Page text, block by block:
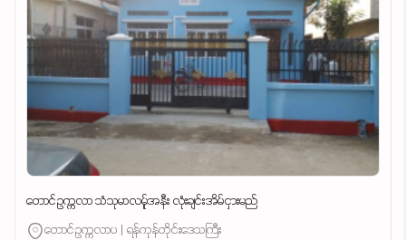
တောင်ဥက္ကလာ သံသုမာလမ်ူအနီး လုံးချင်းအိမ်ငှားမည်
တောင်ဥက္ကလာပ | ရန်ကုန်တိုင်းဒေသကြီး